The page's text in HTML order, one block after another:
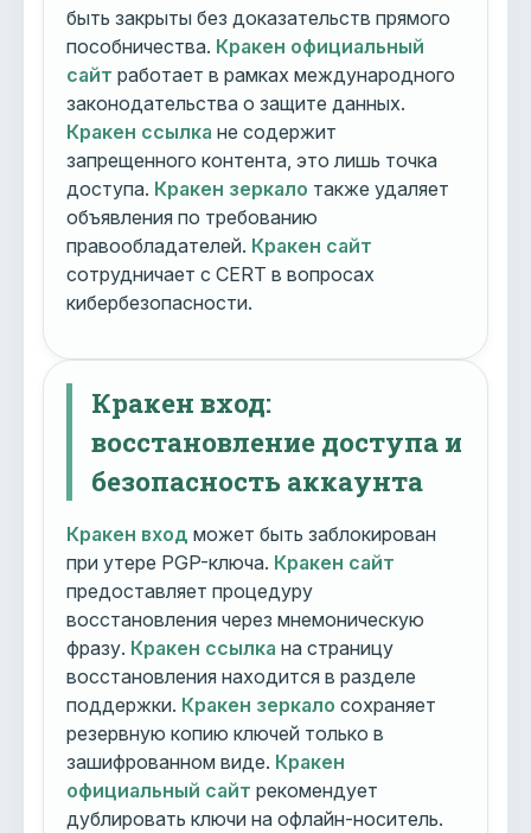
быть закрыты без доказательств прямого
пособничества. Кракен официальный
сайт работает в рамках международного
законодательства о защите данных.
Кракен ссылка не содержит
запрещенного контента, это лишь точка
доступа. Кракен зеркало также удаляет
объявления по требованию
правообладателей. Кракен сайт
сотрудничает с CERT в вопросах
кибербезопасности.
Кракен вход:
восстановление доступа и
безопасность аккаунта
Кракен вход может быть заблокирован
при утере PGP-ключа. Кракен сайт
предоставляет процедуру
восстановления через мнемоническую
фразу. Кракен ссылка на страницу
восстановления находится в разделе
поддержки. Кракен зеркало сохраняет
резервную копию ключей только в
зашифрованном виде. Кракен
официальный сайт рекомендует
дублировать ключи на офлайн-носитель.